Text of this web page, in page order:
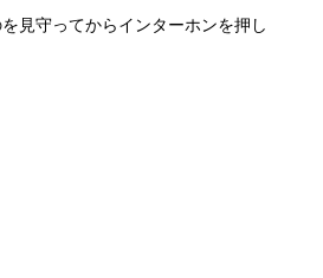
見守ってからインターホンを押し